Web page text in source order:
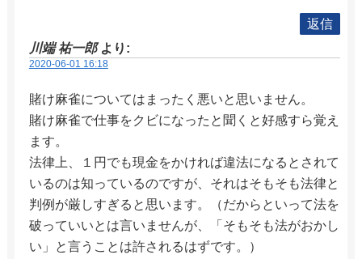
返信
川端 祐一郎 より:
2020-06-01 16:18
賭け麻雀についてはまったく悪いと思いません。
賭け麻雀で仕事をクビになったと聞くと好感すら覚え
ます。
法律上、１円でも現金をかければ違法になるとされて
いるのは知っているのですが、それはそもそも法律と
判例が厳しすぎると思います。（だからといって法を
破っていいとは言いませんが、「そもそも法がおかし
い」と言うことは許されるはずです。）